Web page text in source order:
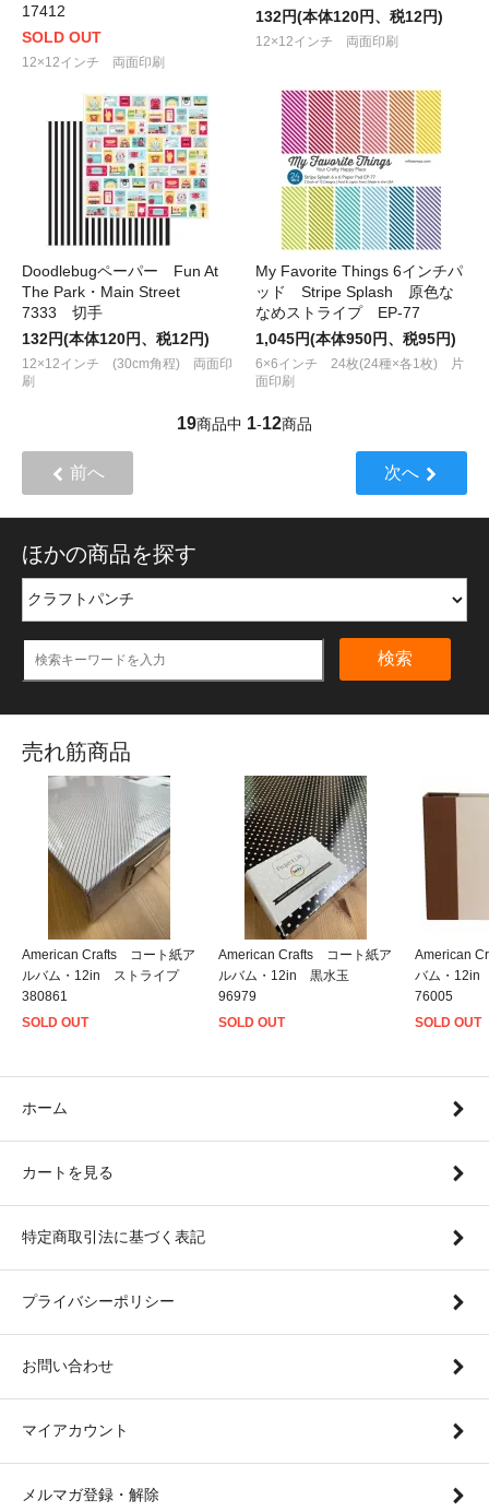
17412
SOLD OUT
12×12インチ 両面印刷
132円(本体120円、税12円)
12×12インチ 両面印刷
Doodlebugペーパー Fun At
The Park・Main Street
7333 切手
132円(本体120円、税12円)
12×12インチ (30cm角程) 両面印
刷
My Favorite Things 6インチパ
ッド Stripe Splash 原色な
なめストライプ EP-77
1,045円(本体950円、税95円)
6×6インチ 24枚(24種×各1枚) 片
面印刷
19商品中 1-12商品
前へ 次へ
ほかの商品を探す
検索
売れ筋商品
American Crafts コート紙ア
ルバム・12in ストライプ
380861
SOLD OUT
American Crafts コート紙ア
ルバム・12in 黒水玉
96979
SOLD OUT
American
バム・
76005
SOLD OUT
ホーム
カートを見る
特定商取引法に基づく表記
プライバシーポリシー
お問い合わせ
マイアカウント
メルマガ登録・解除